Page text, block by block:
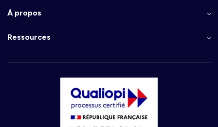
À propos
Ressources